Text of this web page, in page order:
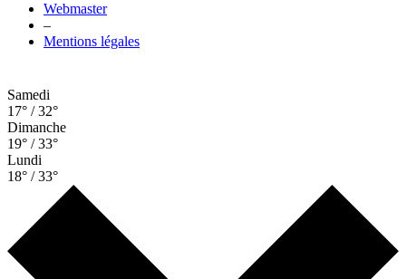
Webmaster
–
Mentions légales
Samedi
17° / 32°
Dimanche
19° / 33°
Lundi
18° / 33°